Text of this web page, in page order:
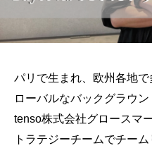
パリで生まれ、欧州各地
ローバルなバックグラウ
tenso株式会社グロースマ
トラテジーチームでチー